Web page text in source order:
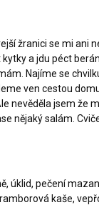
žranici se mi ani
a jdu péct
Najíme se
ven cestou
nevěděla jsem že
nějaký salám.
úklid, pečení
kaše,